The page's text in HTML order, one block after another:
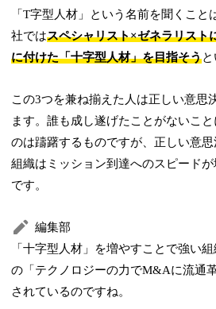
「T字型人材」という名前を聞くこ
社ではスペシャリスト×ゼネラリスト
に付けた「十字型人材」を目指そう
この3つを兼ね揃えた人は正しい意思
ます。誰も成し遂げたことがないこ
のは躊躇するものですが、正しい意
組織はミッション到達へのスピード
です。
編集部
「十字型人材」を増やすことで強い
の「テクノロジーの力でM&Aに流通
されているのですね。